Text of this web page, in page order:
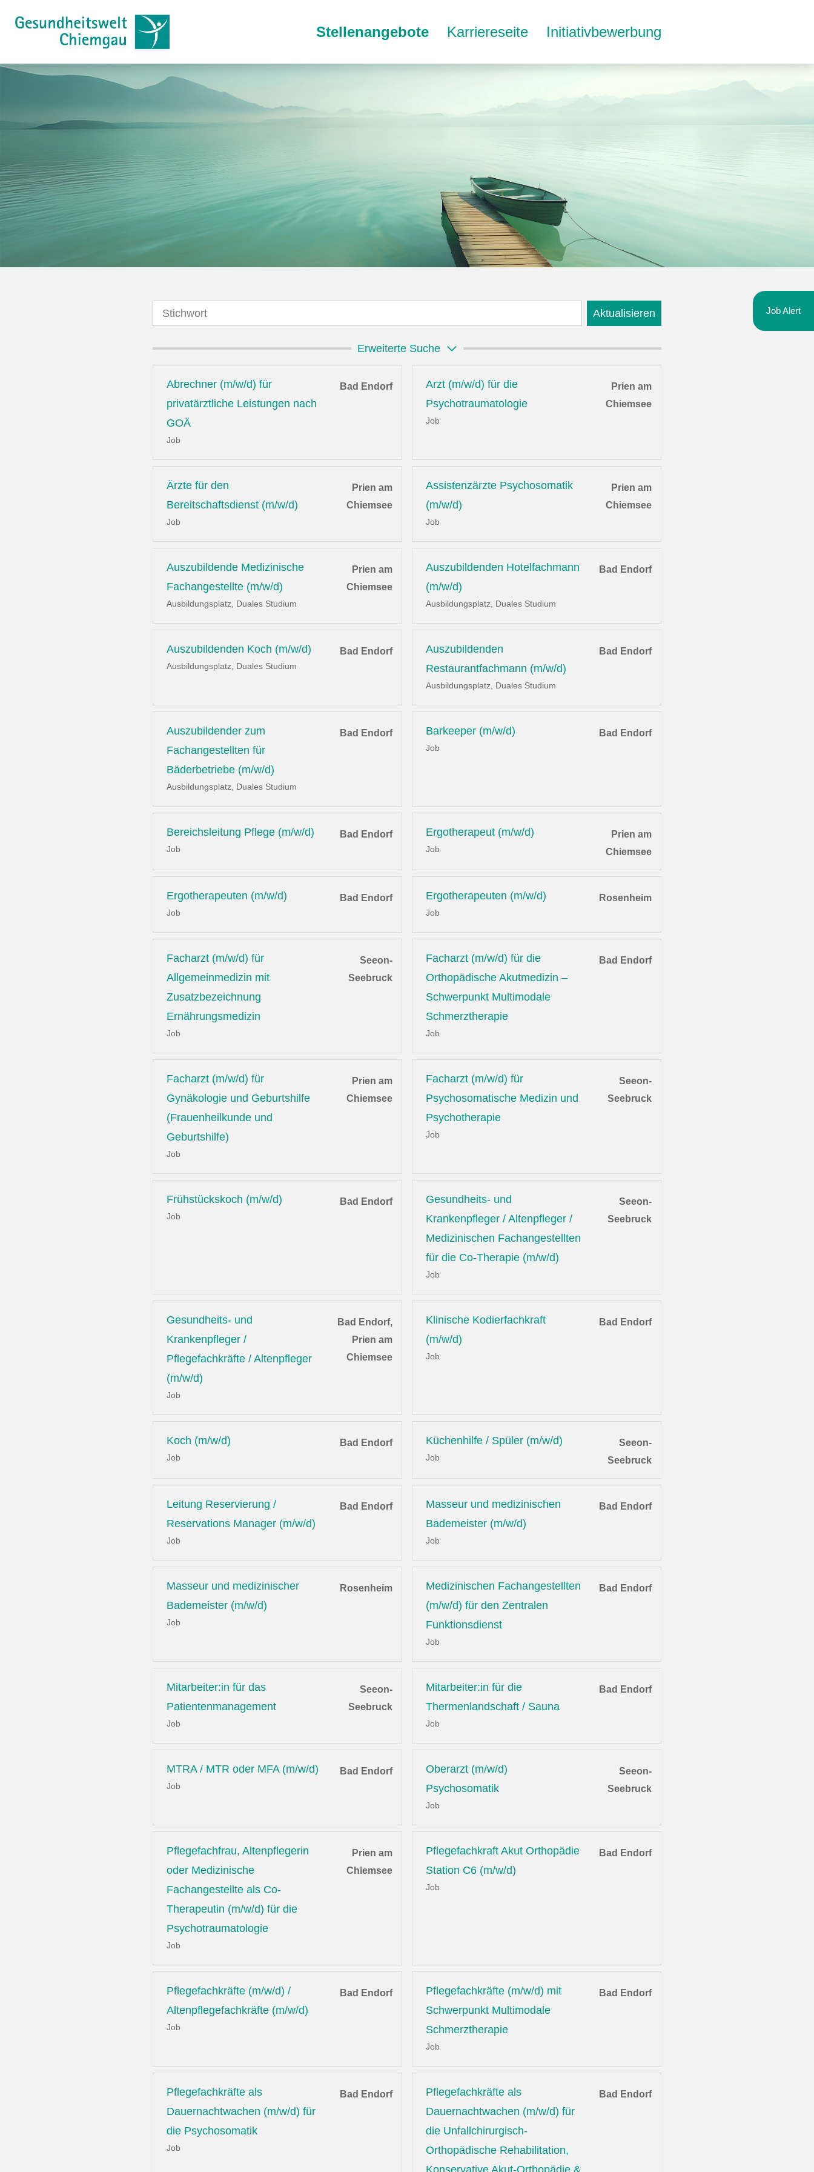
Stellenangebote Karriereseite Initiativbewerbung
Aktualisieren
Erweiterte Suche
Abrechner (m/w/d) für
privatärztliche Leistungen nach
GOÄ
Job
Bad Endorf
Arzt (m/w/d) für die
Psychotraumatologie
Job
Prien am
Chiemsee
Ärzte für den
Bereitschaftsdienst (m/w/d)
Job
Prien am
Chiemsee
Assistenzärzte Psychosomatik
(m/w/d)
Job
Prien am
Chiemsee
Auszubildende Medizinische
Fachangestellte (m/w/d)
Ausbildungsplatz, Duales Studium
Prien am
Chiemsee
Auszubildenden Hotelfachmann
(m/w/d)
Ausbildungsplatz, Duales Studium
Bad Endorf
Auszubildenden Koch (m/w/d)
Ausbildungsplatz, Duales Studium
Bad Endorf
Auszubildenden
Restaurantfachmann (m/w/d)
Ausbildungsplatz, Duales Studium
Bad Endorf
Auszubildender zum
Fachangestellten für
Bäderbetriebe (m/w/d)
Ausbildungsplatz, Duales Studium
Bad Endorf Barkeeper (m/w/d)
Job
Bad Endorf
Bereichsleitung Pflege (m/w/d)
Job
Bad Endorf Ergotherapeut (m/w/d)
Job
Prien am
Chiemsee
Ergotherapeuten (m/w/d)
Job
Bad Endorf Ergotherapeuten (m/w/d)
Job
Rosenheim
Facharzt (m/w/d) für
Allgemeinmedizin mit
Zusatzbezeichnung
Ernährungsmedizin
Job
Seeon-
Seebruck
Facharzt (m/w/d) für die
Orthopädische Akutmedizin –
Schwerpunkt Multimodale
Schmerztherapie
Job
Bad Endorf
Facharzt (m/w/d) für
Gynäkologie und Geburtshilfe
(Frauenheilkunde und
Geburtshilfe)
Job
Prien am
Chiemsee
Facharzt (m/w/d) für
Psychosomatische Medizin und
Psychotherapie
Job
Seeon-
Seebruck
Frühstückskoch (m/w/d)
Job
Bad Endorf
Gesundheits- und
Krankenpfleger / Altenpfleger /
Medizinischen Fachangestellten
für die Co-Therapie (m/w/d)
Job
Seeon-
Seebruck
Gesundheits- und
Krankenpfleger /
Pflegefachkräfte / Altenpfleger
(m/w/d)
Job
Bad Endorf,
Prien am
Chiemsee
Klinische Kodierfachkraft
(m/w/d)
Job
Bad Endorf
Koch (m/w/d)
Job
Bad Endorf Küchenhilfe / Spüler (m/w/d)
Job
Seeon-
Seebruck
Leitung Reservierung /
Reservations Manager (m/w/d)
Job
Bad Endorf
Masseur und medizinischen
Bademeister (m/w/d)
Job
Bad Endorf
Masseur und medizinischer
Bademeister (m/w/d)
Job
Rosenheim
Medizinischen Fachangestellten
(m/w/d) für den Zentralen
Funktionsdienst
Job
Bad Endorf
Mitarbeiter:in für das
Patientenmanagement
Job
Seeon-
Seebruck
Mitarbeiter:in für die
Thermenlandschaft / Sauna
Job
Bad Endorf
MTRA / MTR oder MFA (m/w/d)
Job
Bad Endorf
Oberarzt (m/w/d)
Psychosomatik
Job
Seeon-
Seebruck
Pflegefachfrau, Altenpflegerin
oder Medizinische
Fachangestellte als Co-
Therapeutin (m/w/d) für die
Psychotraumatologie
Job
Prien am
Chiemsee
Pflegefachkraft Akut Orthopädie
Station C6 (m/w/d)
Job
Bad Endorf
Pflegefachkräfte (m/w/d) /
Altenpflegefachkräfte (m/w/d)
Job
Bad Endorf
Pflegefachkräfte (m/w/d) mit
Schwerpunkt Multimodale
Schmerztherapie
Job
Bad Endorf
Pflegefachkräfte als
Dauernachtwachen (m/w/d) für
die Psychosomatik
Job
Bad Endorf
Pflegefachkräfte als
Dauernachtwachen (m/w/d) für
die Unfallchirurgisch-
Orthopädische Rehabilitation,
Bad Endorf
Job Alert